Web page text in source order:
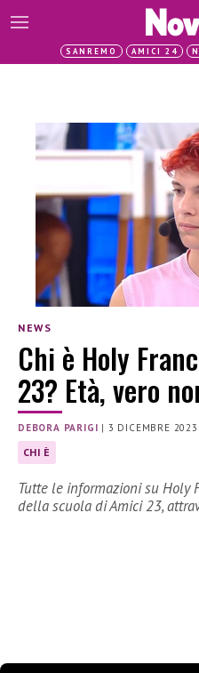
SANREMO AMICI 24
NEWS
Chi è Holy
23? Età, vero
DEBORA PARIGI | 3 DICEMBRE 2023
CHI È
Tutte le informazioni su Holy
della scuola di Amici 23,